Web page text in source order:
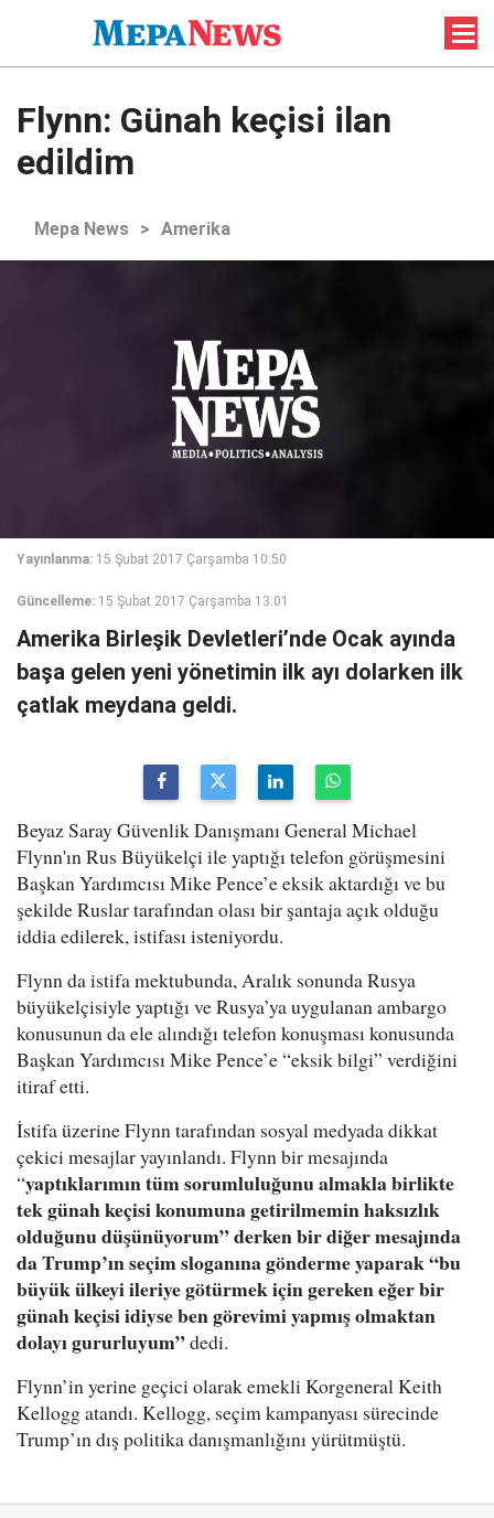
Flynn: Günah keçisi ilan
edildim
Mepa News > Amerika
Yayınlanma: 15 Şubat 2017 Çarşamba 10:50
Güncelleme: 15 Şubat 2017 Çarşamba 13:01
Amerika Birleşik Devletleri’nde Ocak ayında
başa gelen yeni yönetimin ilk ayı dolarken ilk
çatlak meydana geldi.
Beyaz Saray Güvenlik Danışmanı General Michael
Flynn'ın Rus Büyükelçi ile yaptığı telefon görüşmesini
Başkan Yardımcısı Mike Pence’e eksik aktardığı ve bu
şekilde Ruslar tarafından olası bir şantaja açık olduğu
iddia edilerek, istifası isteniyordu.
Flynn da istifa mektubunda, Aralık sonunda Rusya
büyükelçisiyle yaptığı ve Rusya’ya uygulanan ambargo
konusunun da ele alındığı telefon konuşması konusunda
Başkan Yardımcısı Mike Pence’e “eksik bilgi” verdiğini
itiraf etti.
İstifa üzerine Flynn tarafından sosyal medyada dikkat
çekici mesajlar yayınlandı. Flynn bir mesajında
“yaptıklarımın tüm sorumluluğunu almakla birlikte
tek günah keçisi konumuna getirilmemin haksızlık
olduğunu düşünüyorum” derken bir diğer mesajında
da Trump’ın seçim sloganına gönderme yaparak “bu
büyük ülkeyi ileriye götürmek için gereken eğer bir
günah keçisi idiyse ben görevimi yapmış olmaktan
dolayı gururluyum”dedi.
Flynn’in yerine geçici olarak emekli Korgeneral Keith
Kellogg atandı. Kellogg, seçim kampanyası sürecinde
Trump’ın dış politika danışmanlığını yürütmüştü.